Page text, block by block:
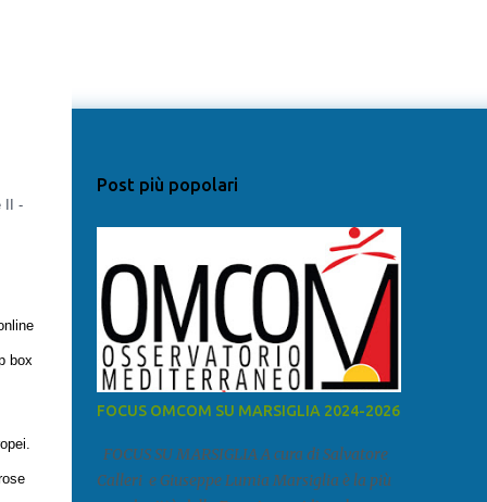
box
Post più popolari
FOCUS OMCOM SU MARSIGLIA 2024-2026
FOCUS SU MARSIGLIA A cura di Salvatore
Calleri e Giuseppe Lumia Marsiglia è la più